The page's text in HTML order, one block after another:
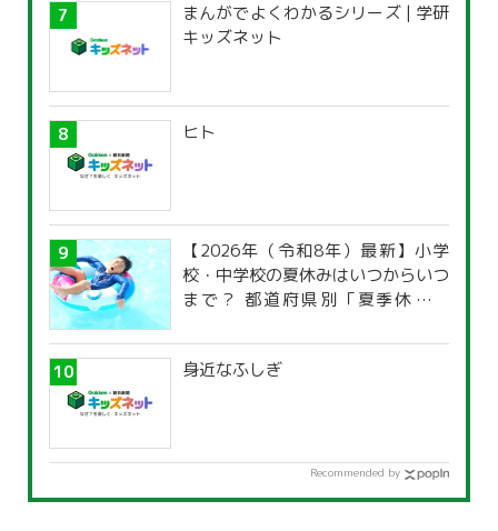
まんがでよくわかるシリーズ | 学研
キッズネット
ヒト
【2026年（令和8年）最新】小学
校・中学校の夏休みはいつからいつ
まで？ 都道府県別「夏季休暇一
身近なふしぎ
Recommended by